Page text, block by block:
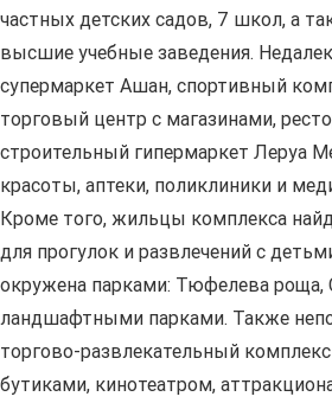
частных детских садов, 7 школ, а
высшие учебные заведения.
супермаркет Ашан, спортивный
торговый центр с магазинами,
строительный гипермаркет Леруа
красоты, аптеки, поликлиники и
Кроме того, жильцы комплекса
для прогулок и развлечений с
окружена парками: Тюфелева
ландшафтными парками. Также
торгово-развлекательный
бутиками, кинотеатром,